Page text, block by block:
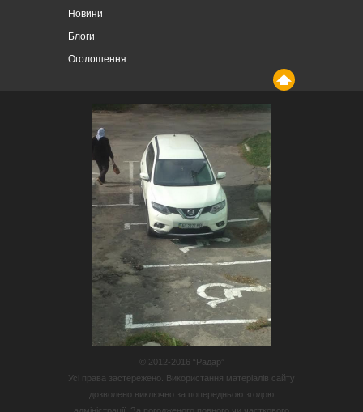
Новини
Блоги
Оголошення
© 2012-2016 “Радар”
Усі права застережено. Використання матеріалів сайту
дозволено виключно за попередньою згодою